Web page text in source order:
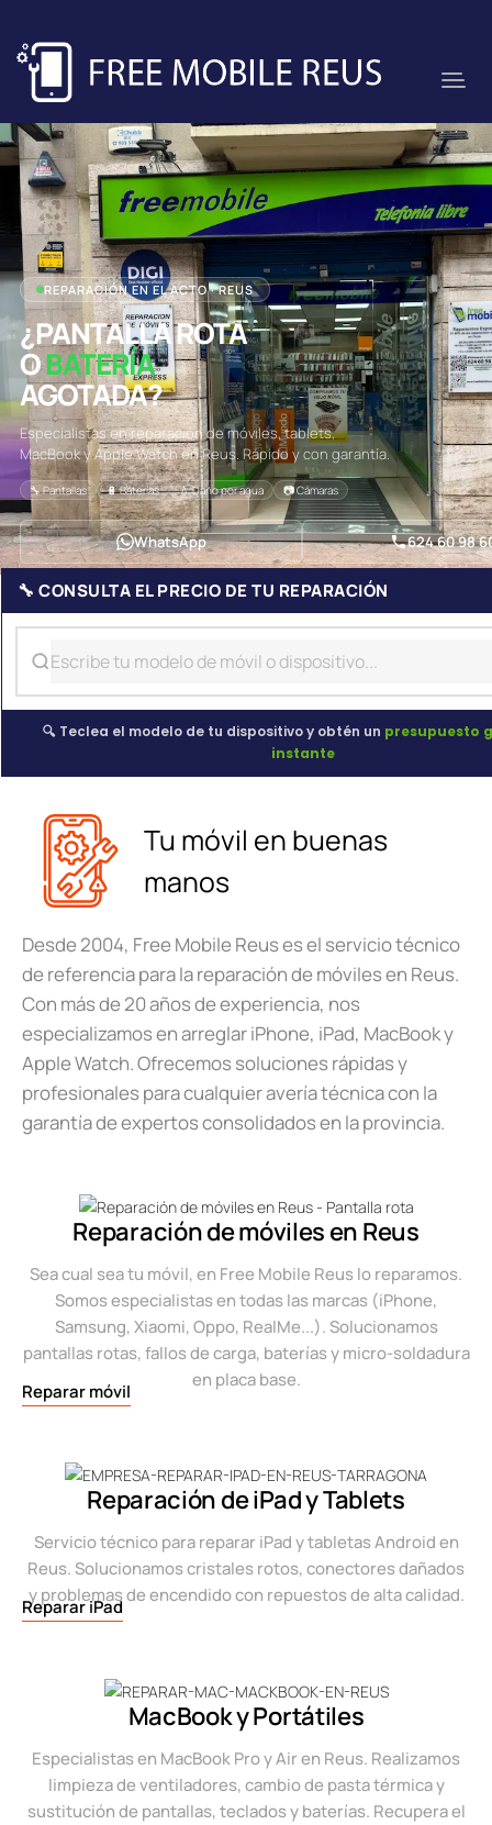
REPARACIÓN EN EL ACTO · REUS
¿PANTALLA ROTA
OBATERÍA
AGOTADA?
Especialistas en reparación de móviles, tablets,
MacBook y Apple Watch en Reus. Rápido y con garantía.
🔧 Pantallas 🔋 Baterías 💧 Daño por agua 📷 Cámaras
WhatsApp 624 60 98
🔧 CONSULTA EL PRECIO DE TU REPARACIÓN
🔍 Teclea el modelo de tu dispositivo y obtén un presupuesto
instante
Tu móvil en buenas
manos
Desde 2004, Free Mobile Reus es el servicio técnico
de referencia para la reparación de móviles en Reus.
Con más de 20 años de experiencia, nos
especializamos en arreglar iPhone, iPad, MacBook y
Apple Watch. Ofrecemos soluciones rápidas y
profesionales para cualquier avería técnica con la
garantía de expertos consolidados en la provincia.
Reparación de móviles en Reus
Sea cual sea tu móvil, en Free Mobile Reus lo reparamos.
Somos especialistas en todas las marcas (iPhone,
Samsung, Xiaomi, Oppo, RealMe...). Solucionamos
pantallas rotas, fallos de carga, baterías y micro-soldadura
en placa base.
Reparar móvil
Reparación de iPad y Tablets
Servicio técnico para reparar iPad y tabletas Android en
Reus. Solucionamos cristales rotos, conectores dañados
y problemas de encendido con repuestos de alta calidad.
Reparar iPad
MacBook y Portátiles
Especialistas en MacBook Pro y Air en Reus. Realizamos
limpieza de ventiladores, cambio de pasta térmica y
sustitución de pantallas, teclados y baterías. Recupera el